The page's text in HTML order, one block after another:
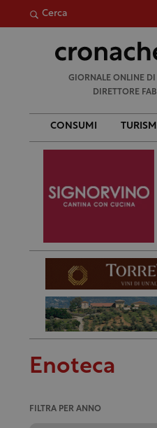
Cerca
GIORNALE ONLINE
DIRETTORE
CONSUMI
Enoteca
FILTRA PER ANNO